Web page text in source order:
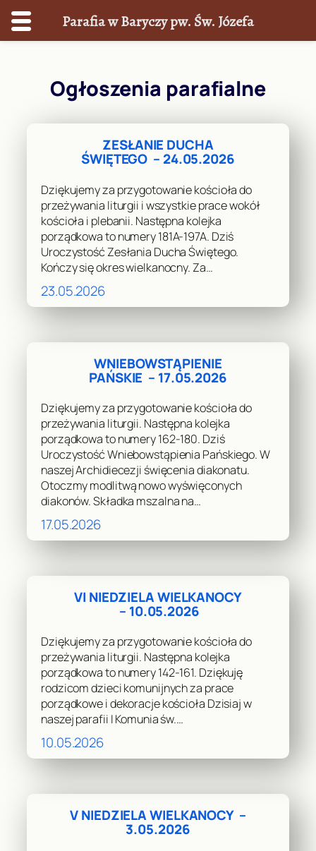
Ogłoszenia parafialne
ZESŁANIE DUCHA
ŚWIĘTEGO – 24.05.2026
Dziękujemy za przygotowanie kościoła do
przeżywania liturgii i wszystkie prace wokół
kościoła i plebanii. Następna kolejka
porządkowa to numery 181A-197A. Dziś
Uroczystość Zesłania Ducha Świętego.
Kończy się okres wielkanocny. Za…
23.05.2026
WNIEBOWSTĄPIENIE
PAŃSKIE – 17.05.2026
Dziękujemy za przygotowanie kościoła do
przeżywania liturgii. Następna kolejka
porządkowa to numery 162-180. Dziś
Uroczystość Wniebowstąpienia Pańskiego. W
naszej Archidiecezji święcenia diakonatu.
Otoczmy modlitwą nowo wyświęconych
diakonów. Składka mszalna na…
17.05.2026
VI NIEDZIELA WIELKANOCY
– 10.05.2026
Dziękujemy za przygotowanie kościoła do
przeżywania liturgii. Następna kolejka
porządkowa to numery 142-161. Dziękuję
rodzicom dzieci komunijnych za prace
porządkowe i dekoracje kościoła Dzisiaj w
naszej parafii I Komunia św.…
10.05.2026
V NIEDZIELA WIELKANOCY –
3.05.2026
Parafia w Baryczy pw. Św. Józefa